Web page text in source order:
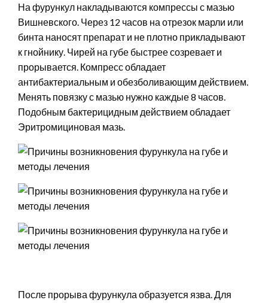
На фурункул накладываются компрессы с мазью
Вишневского. Через 12 часов на отрезок марли или
бинта наносят препарат и не плотно прикладывают
к гнойнику. Чирей на губе быстрее созревает и
прорывается. Компресс обладает
антибактериальным и обезболивающим действием.
Менять повязку с мазью нужно каждые 8 часов.
Подобным бактерицидным действием обладает
Эритромициновая мазь.
После прорыва фурункула образуется язва. Для